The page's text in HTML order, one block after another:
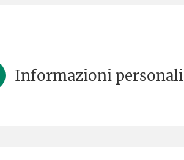
Informazioni personali